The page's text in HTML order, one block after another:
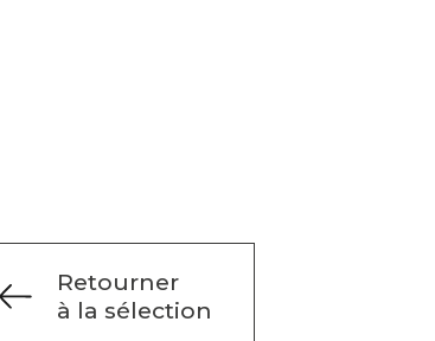
Retourner
à la sélection